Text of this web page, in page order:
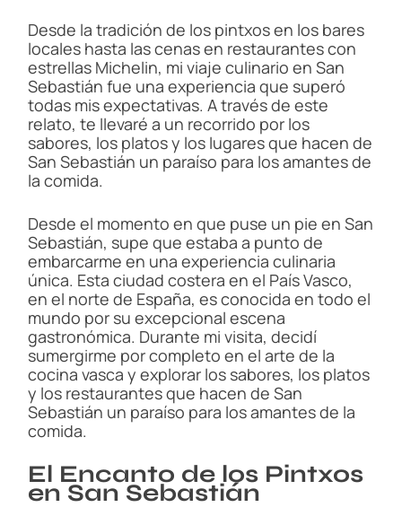
Desde la tradición de los pintxos en los bares
locales hasta las cenas en restaurantes con
estrellas Michelin, mi viaje culinario en San
Sebastián fue una experiencia que superó
todas mis expectativas. A través de este
relato, te llevaré a un recorrido por los
sabores, los platos y los lugares que hacen de
San Sebastián un paraíso para los amantes de
la comida.
Desde el momento en que puse un pie en San
Sebastián, supe que estaba a punto de
embarcarme en una experiencia culinaria
única. Esta ciudad costera en el País Vasco,
en el norte de España, es conocida en todo el
mundo por su excepcional escena
gastronómica. Durante mi visita, decidí
sumergirme por completo en el arte de la
cocina vasca y explorar los sabores, los platos
y los restaurantes que hacen de San
Sebastián un paraíso para los amantes de la
comida.
El Encanto de los Pintxos
en San Sebastián